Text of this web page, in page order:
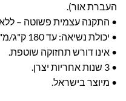
העברת אור).
• התקנה עצמית פשוטה – ללא
• יכולת נשיאה: עד 180 ק"ג/מ"ר | עמידות רוח: עד 150 קמ"ש.
• אינו דורש תחזוקה שוטפת.
• 3 שנות אחריות יצרן.
• מיוצר בישראל.